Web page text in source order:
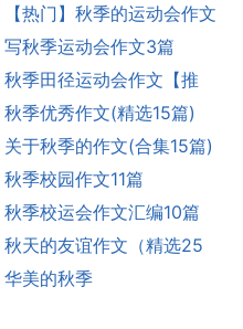
：“我相信有神，我更相
”能在如秋的人生中找到
在我眼中，秋天就像那
的色彩！
秋天一吹，一片片火红
【热门】秋季的运动会作文
写秋季运动会作文3篇
秋季田径运动会作文【推
】
秋季优秀作文(精选15篇)
关于秋季的作文(合集15篇)
秋季校园作文11篇
秋季校运会作文汇编10篇
秋天的友谊作文（精选25
）
华美的秋季